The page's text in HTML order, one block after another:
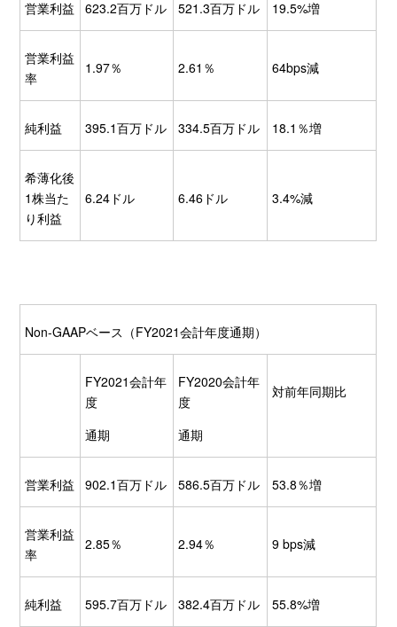
営業利益 623.2百万ドル 521.3百万ドル 19.5%増
営業利益
率
1.97％ 2.61％ 64bps減
純利益 395.1百万ドル 334.5百万ドル 18.1％増
希薄化後
1株当た
り利益
6.24ドル 6.46ドル 3.4%減
Non-GAAPベース（FY2021会計年度通期）
FY2021会計年
度
通期
FY2020会計年
度
通期
対前年同期比
営業利益 902.1百万ドル 586.5百万ドル 53.8％増
営業利益
率
2.85％ 2.94％ 9 bps減
純利益 595.7百万ドル 382.4百万ドル 55.8%増